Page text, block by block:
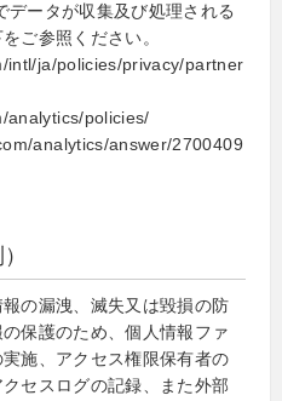
ータが収集及び処理される
ご参照ください。
intl/ja/policies/privacy/partner
analytics/policies/
analytics/answer/2700409
の漏洩、滅失又は毀損の防
保護のため、個人情報ファ
施、アクセス権限保有者の
セスログの記録、また外部